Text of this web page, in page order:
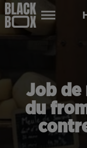
Job de
du